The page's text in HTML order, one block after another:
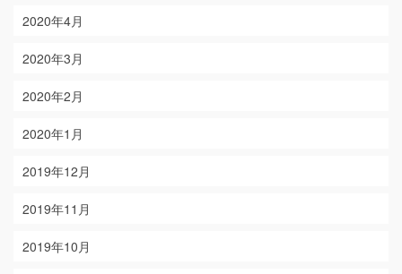
2020年4月
2020年3月
2020年2月
2020年1月
2019年12月
2019年11月
2019年10月